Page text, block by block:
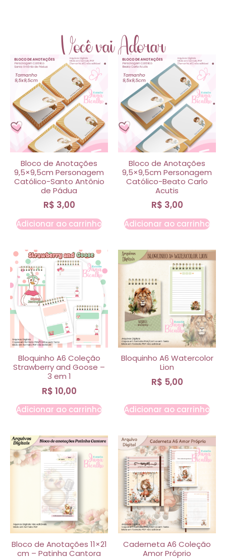
Você vai Adorar
Bloco de Anotações
9,5×9,5cm Personagem
Católico-Santo Antônio
de Pádua
R$ 3,00
Adicionar ao carrinho
Bloco de Anotações
9,5×9,5cm Personagem
Católico-Beato Carlo
Acutis
R$ 3,00
Adicionar ao carrinho
Bloquinho A6 Coleção
Strawberry and Goose –
3 em 1
R$ 10,00
Adicionar ao carrinho
Bloquinho A6 Watercolor
Lion
R$ 5,00
Adicionar ao carrinho
Bloco de Anotações 11×21
cm – Patinha Cantora
Caderneta A6 Coleção
Amor Próprio